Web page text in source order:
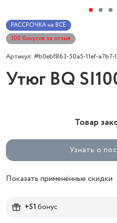
РАССРОЧКА на ВСЁ
300 бонусов за отзыв
Артикул: #b0ebf863-50a5-11ef-
Утюг BQ
Товар
Узнать о
Показать применённые скидки
+51бонус